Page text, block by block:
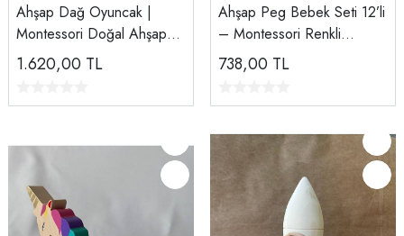
Ahşap Dağ Oyuncak |
Montessori Doğal Ahşap
Dekor ve Eğitim Seti
1.620,00 TL
Ahşap Peg Bebek Seti 12’li
– Montessori Renkli
Figürler | Doğal El Yapımı
Oyuncak
738,00 TL